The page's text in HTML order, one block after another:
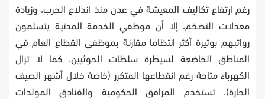
رغم ارتفاع تكاليف المعيشة في عدن منذ اندلاع الحرب، وزيادة
معدلات التضخم، إلا أن موظفي الخدمة المدنية يتسلمون
رواتبهم بوتيرة أكثر انتظاما مقارنة بموظفي القطاع العام في
المناطق الخاضعة لسيطرة سلطات الحوثيين. كما لا تزال
الكهرباء متاحة رغم انقطاعها المتكرر (خاصة خلال أشهر الصيف
الحارة). تستخدم المرافق الحكومية والفنادق المولدات